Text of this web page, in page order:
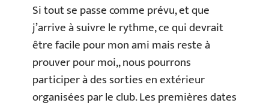
Si tout se passe comme prévu, et que
j’arrive à suivre le rythme, ce qui devrait
être facile pour mon ami mais reste à
prouver pour moi,, nous pourrons
participer à des sorties en extérieur
organisées par le club. Les premières dates